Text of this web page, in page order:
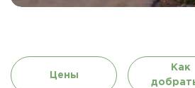
Цены
Как